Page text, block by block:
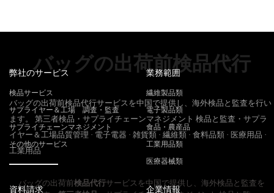
バッグの出荷前検品代行
バッグの出荷前検品代行サービスを中国で提供し、海外検品と監査を行い
ます。 第三者検品・サプライチェーンマネジメント 検品と監査・サプラ
イヤー＆工場品質管理 · 電子電器 · 雑貨類 · 繊維類 · 食料品類 · 医療用品 ·
工業用品
バッグの出荷前検品代行サービスを中国で提供し、海外検品と監査を
弊社のサービス
検品サービス
サプライヤー＆工場 調査・監査
サプライチェーンマネジメント
その他のサービス
業務範囲
繊維製品類
電子製品類
食品・農産品
工業用品類
医療器械類
資料請求 企業情報